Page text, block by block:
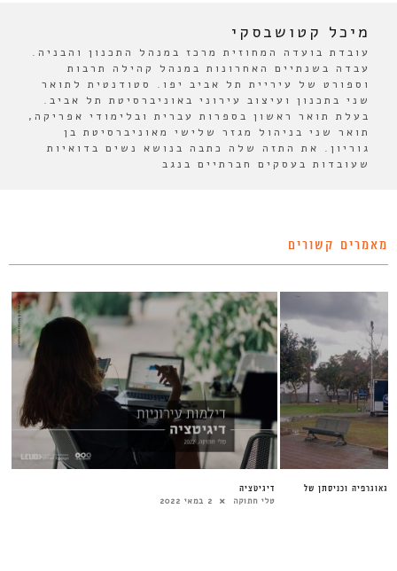
מיכל קטושבסקי
עובדת בועדה המחוזית מרכז במנהל התכנון והבניה.
עבדה בשנתיים האחרונות במנהל קהילה תרבות
וספורט של עיריית תל אביב יפו. סטודנטית לתואר
שני בתכנון ועיצוב עירוני באוניברסיטת תל אביב.
בעלת תואר ראשון בספרות עברית ובלימודי אפריקה,
תואר שני בניהול מגזר שלישי מאוניברסיטת בן
גוריון. את התזה שלה כתבה בנושא נשים בדואיות
שעובדות בעסקים חברתיים בנגב
מאמרים קשורים
דיגיטציה
טלי חתוקה 2 במאי 2022
גאוגרפיה וכניסתן של